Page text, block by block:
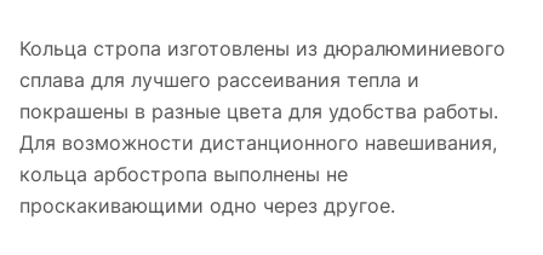
Кольца стропа изготовлены из дюралюминиевого
сплава для лучшего рассеивания тепла и
покрашены в разные цвета для удобства работы.
Для возможности дистанционного навешивания,
кольца арбостропа выполнены не
проскакивающими одно через другое.